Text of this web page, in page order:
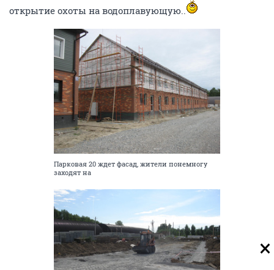
открытие охоты на водоплавующую..
Парковая 20 ждет фасад, жители понемногу
заходят на